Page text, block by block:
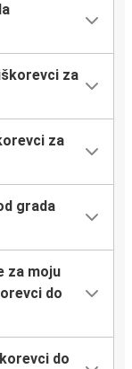
za
za
grada
za moju
do
do